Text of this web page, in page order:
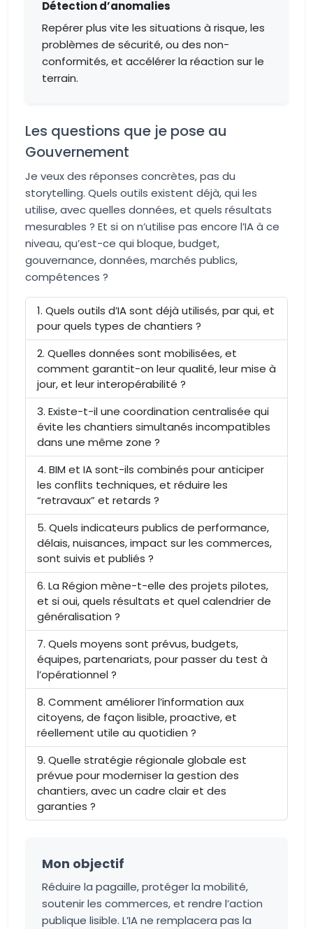
Détection d’anomalies
Repérer plus vite les situations à risque, les
problèmes de sécurité, ou des non-
conformités, et accélérer la réaction sur le
terrain.
Les questions que je pose au
Gouvernement
Je veux des réponses concrètes, pas du
storytelling. Quels outils existent déjà, qui les
utilise, avec quelles données, et quels résultats
mesurables ? Et si on n’utilise pas encore l’IA à ce
niveau, qu’est-ce qui bloque, budget,
gouvernance, données, marchés publics,
compétences ?
Quels outils d’IA sont déjà utilisés, par qui, et
pour quels types de chantiers ?
Quelles données sont mobilisées, et
comment garantit-on leur qualité, leur mise à
jour, et leur interopérabilité ?
Existe-t-il une coordination centralisée qui
évite les chantiers simultanés incompatibles
dans une même zone ?
BIM et IA sont-ils combinés pour anticiper
les conflits techniques, et réduire les
“retravaux” et retards ?
Quels indicateurs publics de performance,
délais, nuisances, impact sur les commerces,
sont suivis et publiés ?
La Région mène-t-elle des projets pilotes,
et si oui, quels résultats et quel calendrier de
généralisation ?
Quels moyens sont prévus, budgets,
équipes, partenariats, pour passer du test à
l’opérationnel ?
Comment améliorer l’information aux
citoyens, de façon lisible, proactive, et
réellement utile au quotidien ?
Quelle stratégie régionale globale est
prévue pour moderniser la gestion des
chantiers, avec un cadre clair et des
garanties ?
Mon objectif
Réduire la pagaille, protéger la mobilité,
soutenir les commerces, et rendre l’action
publique lisible. L’IA ne remplacera pas la